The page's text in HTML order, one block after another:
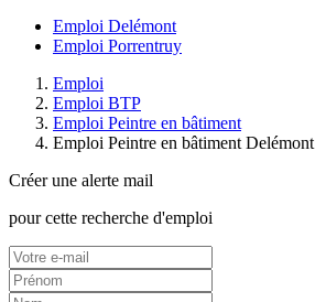
Emploi Delémont
Emploi Porrentruy
Emploi
Emploi BTP
Emploi Peintre en bâtiment
Emploi Peintre en bâtiment Delémont
Créer une alerte mail
pour cette recherche d'emploi